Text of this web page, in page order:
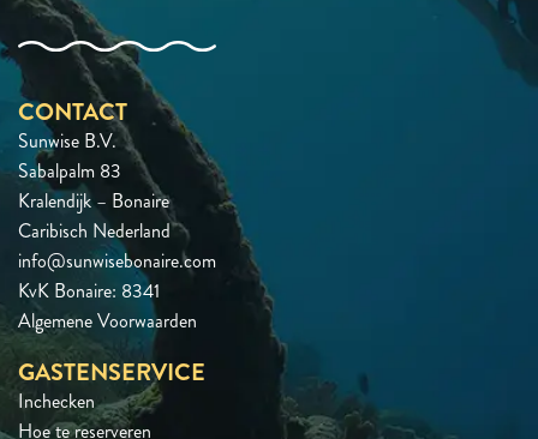
CONTACT
Sunwise B.V.
Sabalpalm 83
Kralendijk – Bonaire
Caribisch Nederland
info@sunwisebonaire.com
KvK Bonaire: 8341
Algemene Voorwaarden
GASTENSERVICE
Inchecken
Hoe te reserveren